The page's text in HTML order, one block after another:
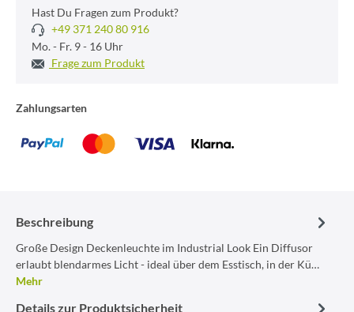
Hast Du Fragen zum Produkt?
+49 371 240 80 916
Mo. - Fr. 9 - 16 Uhr
Frage zum Produkt
Zahlungsarten
Beschreibung
Große Design Deckenleuchte im Industrial Look Ein Diffusor
erlaubt blendarmes Licht - ideal über dem Esstisch, in der Kü…
Mehr
Details zur Produktsicherheit